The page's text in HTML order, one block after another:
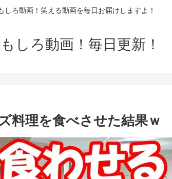
しろ動画！笑える動画を毎日お届けしますよ！
しろ動画！毎日更新！
料理を食べさせた結果ｗ